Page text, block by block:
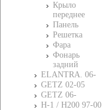
Крыло
переднее
Панель
Решетка
Фара
Фонарь
задний
ELANTRA. 06-
GETZ 02-05
GETZ 06-
H-1 / H200 97-00